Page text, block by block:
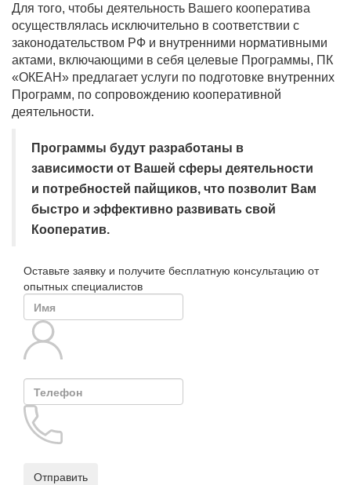
Для того, чтобы деятельность Вашего кооператива
осуществлялась исключительно в соответствии с
законодательством РФ и внутренними нормативными
актами, включающими в себя целевые Программы, ПК
«ОКЕАН» предлагает услуги по подготовке внутренних
Программ, по сопровождению кооперативной
деятельности.
Программы будут разработаны в
зависимости от Вашей сферы деятельности
и потребностей пайщиков, что позволит Вам
быстро и эффективно развивать свой
Кооператив.
Оставьте заявку и получите бесплатную консультацию от
опытных специалистов
Отправить